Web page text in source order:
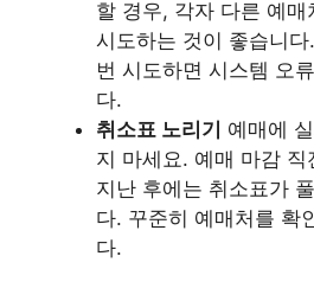
할 경우, 각자 다른 예매
시도하는 것이 좋습니
번 시도하면 시스템 오
다.
취소표 노리기
예매에
지 마세요. 예매 마감 직
지난 후에는 취소표가
다. 꾸준히 예매처를 확
다.